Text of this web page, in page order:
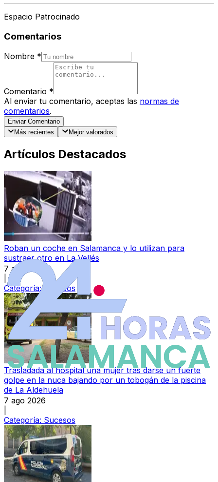
Espacio Patrocinado
Comentarios
Nombre *
Comentario *
Al enviar tu comentario, aceptas las normas de
comentarios.
Enviar Comentario
Más recientes
Mejor valorados
Artículos Destacados
Roban un coche en Salamanca y lo utilizan para
sustraer otro en La Vellés
7 ago 2026
Categoría: Sucesos
Trasladada al hospital una mujer tras darse un fuerte
golpe en la nuca bajando por un tobogán de la piscina
de La Aldehuela
7 ago 2026
Categoría: Sucesos